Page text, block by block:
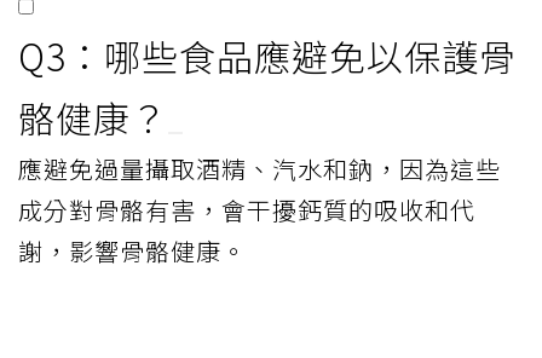
Q3：哪些食品應避免以保護骨
骼健康？
應避免過量攝取酒精、汽水和鈉，因為這些
成分對骨骼有害，會干擾鈣質的吸收和代
謝，影響骨骼健康。